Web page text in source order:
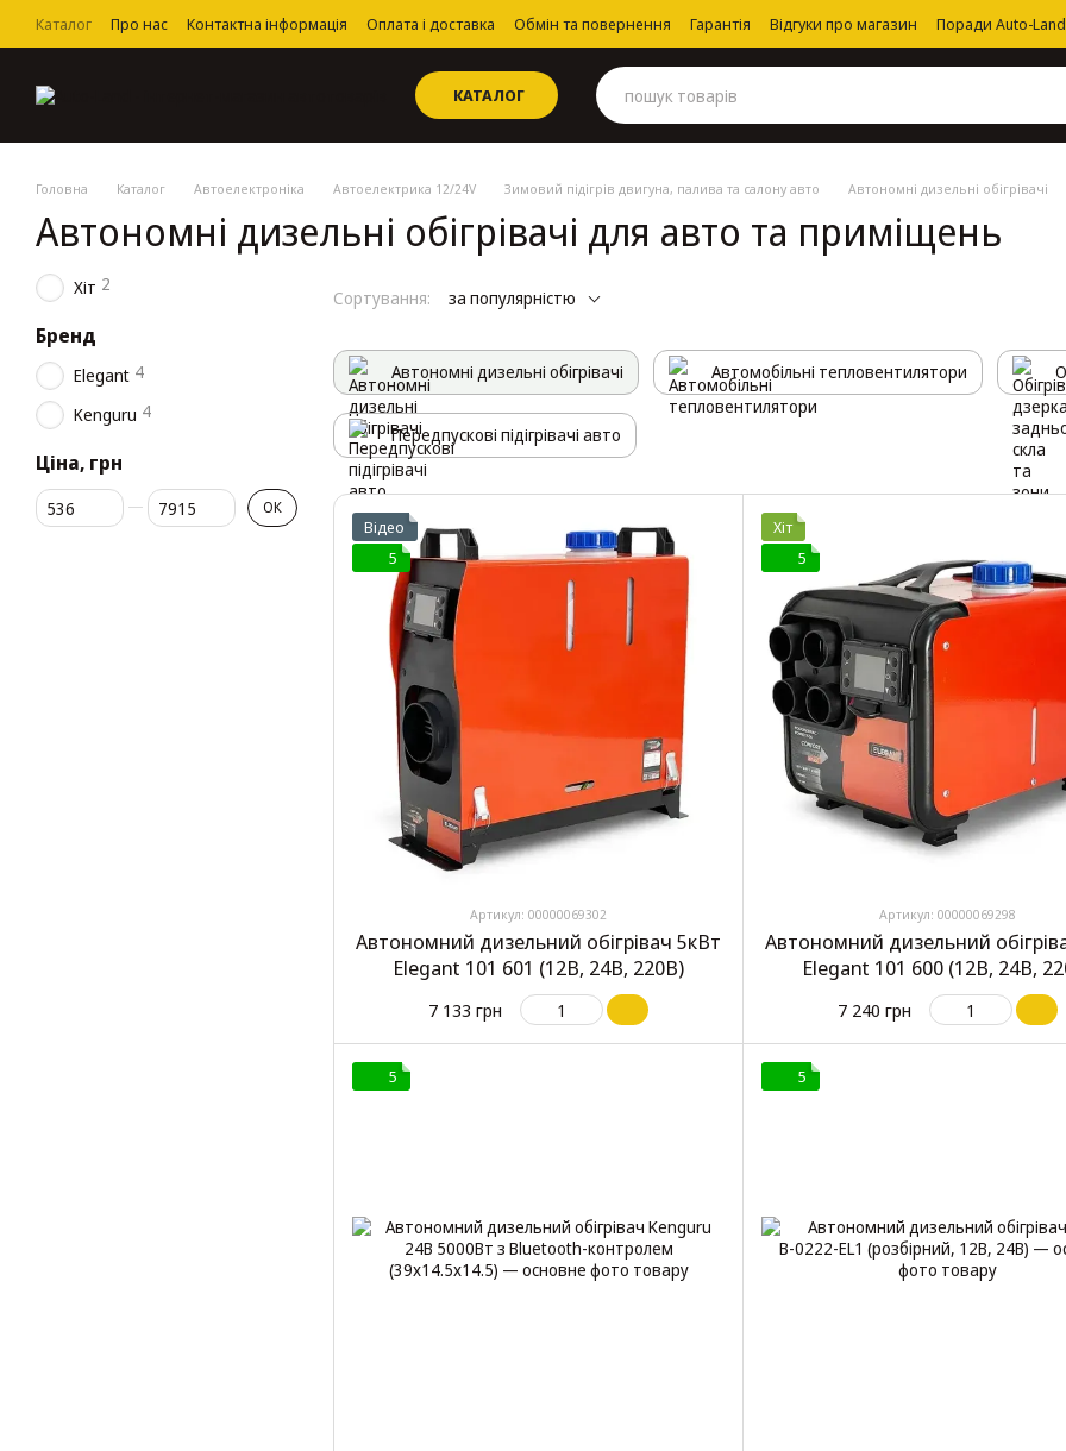
Перейти до основного контенту
Каталог Про нас Контактна інформація Оплата і доставка Обмін та повернення Гарантія Відгуки про магазин
Поради Auto-Land
Угода користувача
КАТАЛОГ
Головна Каталог Автоелектроніка Автоелектрика 12/24V Зимовий підігрів двигуна, палива та салону авто Автономні дизельні обігрівачі
Автономні дизельні обігрівачі для авто та приміщень
Сортування: за популярністю
Автономні дизельні обігрівачі Автомобільні тепловентилятори
Передпускові підігрівачі авто
Відео
5
Артикул: 00000069302
Автономний дизельний обігрівач 5кВт
Elegant 101 601 (12В, 24В, 220В)
7 133 грн
Хіт
5
Артикул: 00000069298
Автономний дизельний
Elegant 101 600 (12В, 24В,
7 240 грн
5 5
Хіт 2
Бренд
Elegant 4
Kenguru 4
Ціна, грн
Від Ціна, грн
До Ціна, грн ОК